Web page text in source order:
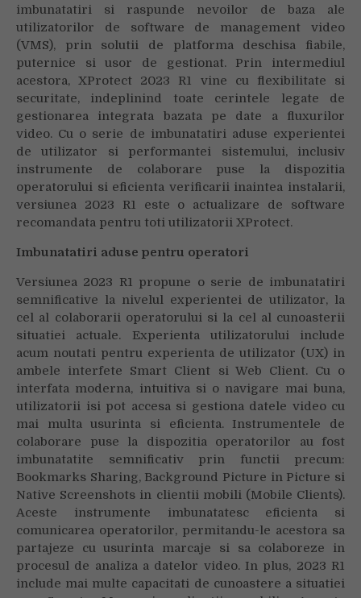
imbunatatiri si raspunde nevoilor de baza ale
utilizatorilor de software de management video
(VMS), prin solutii de platforma deschisa fiabile,
puternice si usor de gestionat. Prin intermediul
acestora, XProtect 2023 R1 vine cu flexibilitate si
securitate, indeplinind toate cerintele legate de
gestionarea integrata bazata pe date a fluxurilor
video. Cu o serie de imbunatatiri aduse experientei
de utilizator si performantei sistemului, inclusiv
instrumente de colaborare puse la dispozitia
operatorului si eficienta verificarii inaintea instalarii,
versiunea 2023 R1 este o actualizare de software
recomandata pentru toti utilizatorii XProtect.
Imbunatatiri aduse pentru operatori
Versiunea 2023 R1 propune o serie de imbunatatiri
semnificative la nivelul experientei de utilizator, la
cel al colaborarii operatorului si la cel al cunoasterii
situatiei actuale. Experienta utilizatorului include
acum noutati pentru experienta de utilizator (UX) in
ambele interfete Smart Client si Web Client. Cu o
interfata moderna, intuitiva si o navigare mai buna,
utilizatorii isi pot accesa si gestiona datele video cu
mai multa usurinta si eficienta. Instrumentele de
colaborare puse la dispozitia operatorilor au fost
imbunatatite semnificativ prin functii precum:
Bookmarks Sharing, Background Picture in Picture si
Native Screenshots in clientii mobili (Mobile Clients).
Aceste instrumente imbunatatesc eficienta si
comunicarea operatorilor, permitandu-le acestora sa
partajeze cu usurinta marcaje si sa colaboreze in
procesul de analiza a datelor video. In plus, 2023 R1
include mai multe capacitati de cunoastere a situatiei